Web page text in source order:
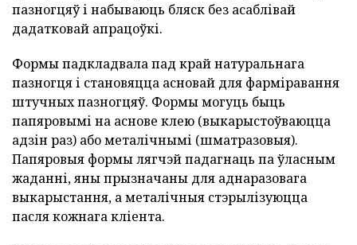
пазногцяў і набываюць бляск без асаблівай
дадатковай апрацоўкі.
Формы падкладвала пад край натуральнага
пазногця і становяцца асновай для фарміравання
штучных пазногцяў. Формы могуць быць
папяровымі на аснове клею (выкарыстоўваюцца
адзін раз) або металічнымі (шматразовыя).
Папяровыя формы лягчэй падагнаць па ўласным
жаданні, яны прызначаны для аднаразовага
выкарыстання, а металічныя стэрылізуюцца
пасля кожнага кліента.